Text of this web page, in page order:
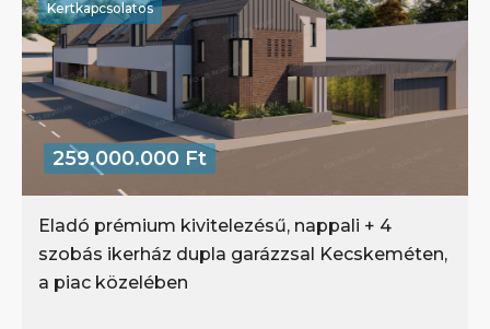
Kertkapcsolatos
259.000.000 Ft
Eladó prémium kivitelezésű, nappali + 4
szobás ikerház dupla garázzsal Kecskeméten,
a piac közelében